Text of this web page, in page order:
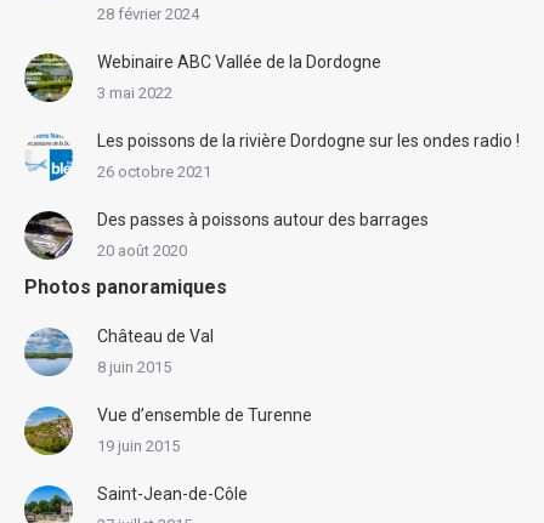
28 février 2024
Webinaire ABC Vallée de la Dordogne
3 mai 2022
Les poissons de la rivière Dordogne sur les ondes radio !
26 octobre 2021
Des passes à poissons autour des barrages
20 août 2020
Photos panoramiques
Château de Val
8 juin 2015
Vue d’ensemble de Turenne
19 juin 2015
Saint-Jean-de-Côle